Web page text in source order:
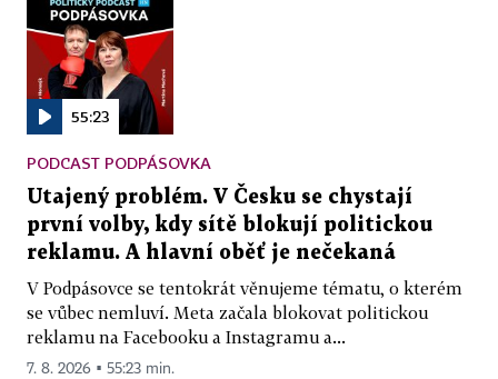
55:23
PODCAST PODPÁSOVKA
Utajený problém. V Česku se chystají
první volby, kdy sítě blokují politickou
reklamu. A hlavní oběť je nečekaná
V Podpásovce se tentokrát věnujeme tématu, o kterém
se vůbec nemluví. Meta začala blokovat politickou
reklamu na Facebooku a Instagramu a...
7. 8. 2026 ▪ 55:23 min.